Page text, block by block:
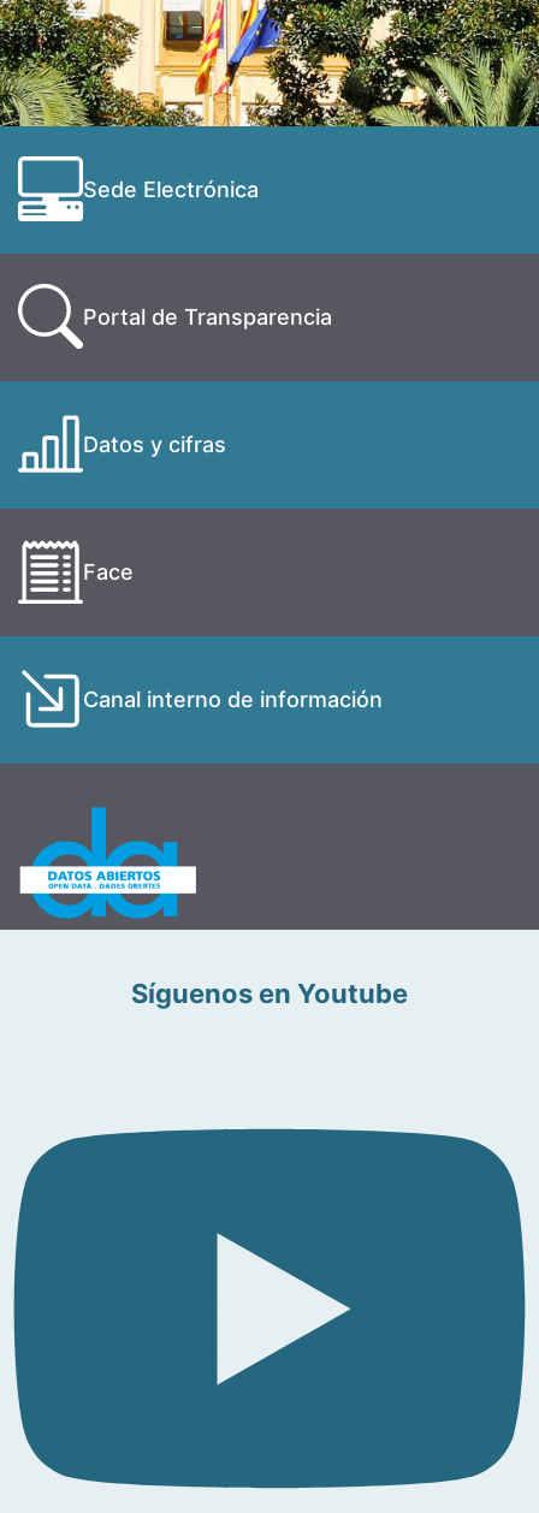
Sede Electrónica
Portal de Transparencia
Datos y cifras
Face
Canal interno de información
Síguenos en Youtube